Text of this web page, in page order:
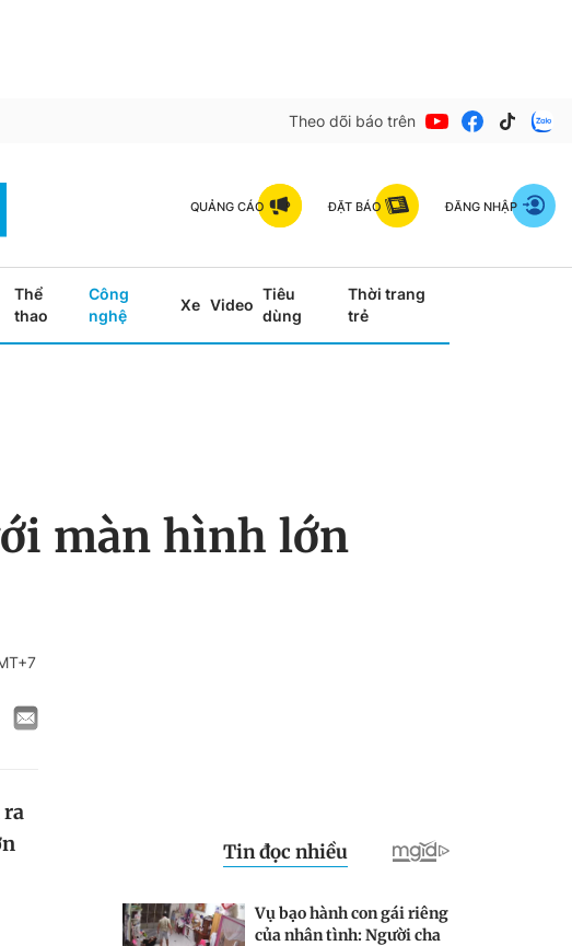
Theo dõi báo trên
QUẢNG CÁO ĐẶT BÁO ĐĂNG NHẬP
Thể
thao
Công
nghệ
Xe Video
Tiêu
dùng
Thời trang
trẻ
màn hình lớn
ra